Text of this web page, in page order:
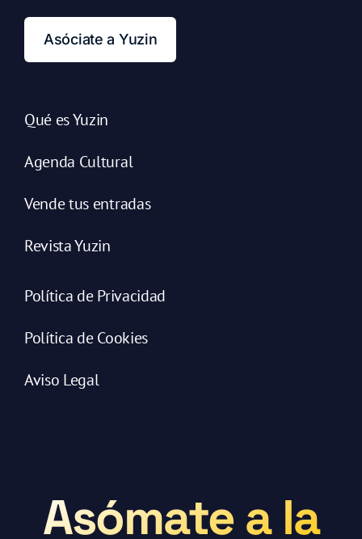
Asóciate a Yuzin
Qué es Yuzin
Agenda Cultural
Vende tus entradas
Revista Yuzin
Política de Privacidad
Política de Cookies
Aviso Legal
Asómate a la